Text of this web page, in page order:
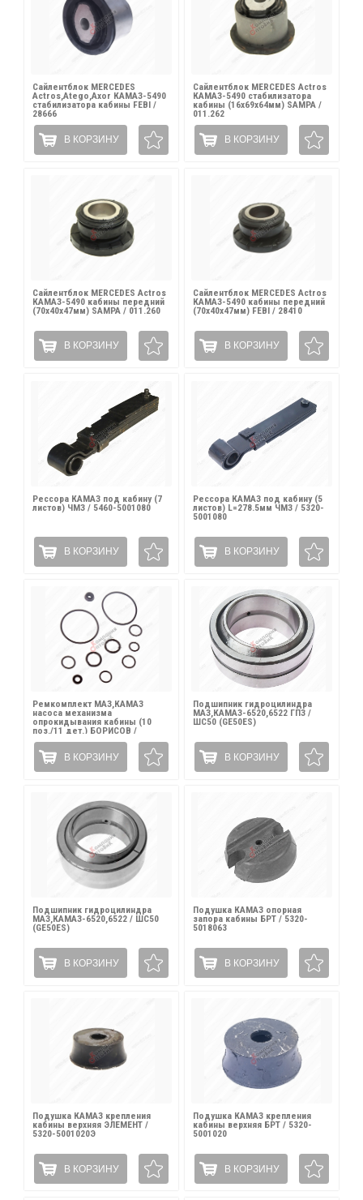
Сайлентблок MERCEDES
Actros,Atego,Axor КАМАЗ-5490
стабилизатора кабины FEBI /
28666
В КОРЗИНУ
Сайлентблок MERCEDES Actros
КАМАЗ-5490 стабилизатора
кабины (16x69x64мм) SAMPA /
011.262
В КОРЗИНУ
Сайлентблок MERCEDES Actros
КАМАЗ-5490 кабины передний
(70х40х47мм) SAMPA / 011.260
В КОРЗИНУ
Сайлентблок MERCEDES Actros
КАМАЗ-5490 кабины передний
(70х40х47мм) FEBI / 28410
В КОРЗИНУ
Рессора КАМАЗ под кабину (7
листов) ЧМЗ / 5460-5001080
В КОРЗИНУ
Рессора КАМАЗ под кабину (5
листов) L=278.5мм ЧМЗ / 5320-
5001080
В КОРЗИНУ
Ремкомплект МАЗ,КАМАЗ
насоса механизма
опрокидывания кабины (10
поз./11 дет.) БОРИСОВ /
182.5004010-11РК
В КОРЗИНУ
Подшипник гидроцилиндра
МАЗ,КАМАЗ-6520,6522 ГПЗ /
ШС50 (GE50ES)
В КОРЗИНУ
Подшипник гидроцилиндра
МАЗ,КАМАЗ-6520,6522 / ШС50
(GE50ES)
В КОРЗИНУ
Подушка КАМАЗ опорная
запора кабины БРТ / 5320-
5018063
В КОРЗИНУ
Подушка КАМАЗ крепления
кабины верхняя ЭЛЕМЕНТ /
5320-5001020Э
В КОРЗИНУ
Подушка КАМАЗ крепления
кабины верхняя БРТ / 5320-
5001020
В КОРЗИНУ